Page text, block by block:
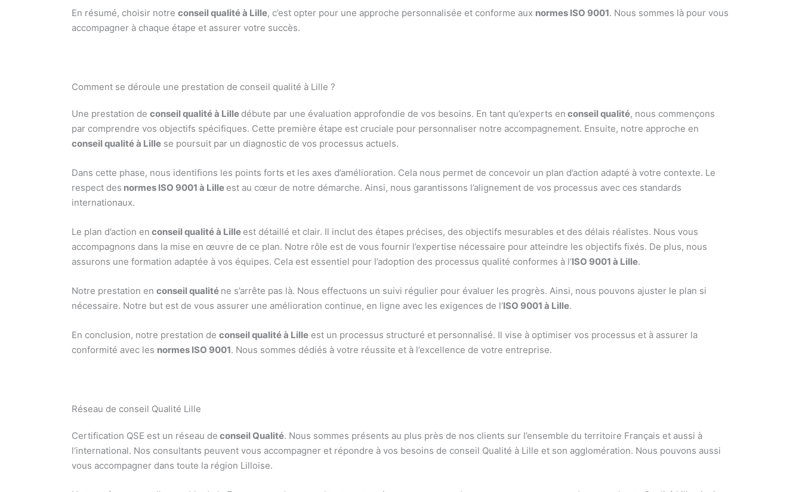
En résumé, choisir notreconseil qualité à Lille, c’est opter pour une approche personnalisée et conforme aux normes ISO 9001. Nous sommes là pour vous
accompagner à chaque étape et assurer votre succès.
Comment se déroule une prestation de conseil qualité à Lille ?
Une prestation deconseil qualité à Lille débute par une évaluation approfondie de vos besoins. En tant qu’experts en conseil qualité, nous commençons
par comprendre vos objectifs spécifiques. Cette première étape est cruciale pour personnaliser notre accompagnement. Ensuite, notre approche en
conseil qualité à Lille se poursuit par un diagnostic de vos processus actuels.
Dans cette phase, nous identifions les points forts et les axes d’amélioration. Cela nous permet de concevoir un plan d’action adapté à votre contexte. Le
respect des normes ISO 9001 à Lille est au cœur de notre démarche. Ainsi, nous garantissons l’alignement de vos processus avec ces standards
internationaux.
Le plan d’action en conseil qualité à Lille est détaillé et clair. Il inclut des étapes précises, des objectifs mesurables et des délais réalistes. Nous vous
accompagnons dans la mise en œuvre de ce plan. Notre rôle est de vous fournir l’expertise nécessaire pour atteindre les objectifs fixés. De plus, nous
assurons une formation adaptée à vos équipes. Cela est essentiel pour l’adoption des processus qualité conformes à l’ISO 9001 à Lille.
Notre prestation enconseil qualité ne s’arrête pas là. Nous effectuons un suivi régulier pour évaluer les progrès. Ainsi, nous pouvons ajuster le plan si
nécessaire. Notre but est de vous assurer une amélioration continue, en ligne avec les exigences de l’ISO 9001 à Lille.
En conclusion, notre prestation deconseil qualité à Lille est un processus structuré et personnalisé. Il vise à optimiser vos processus et à assurer la
conformité avec les normes ISO 9001. Nous sommes dédiés à votre réussite et à l’excellence de votre entreprise.
Réseau de conseil Qualité Lille
Certification QSE est un réseau de conseil Qualité. Nous sommes présents au plus près de nos clients sur l’ensemble du territoire Français et aussi à
l’international. Nos consultants peuvent vous accompagner et répondre à vos besoins de conseil Qualité à Lille et son agglomération. Nous pouvons aussi
vous accompagner dans toute la région Lilloise.